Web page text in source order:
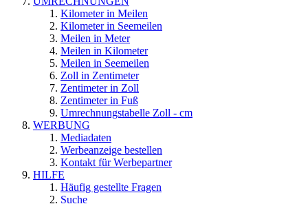
Kilometer in Meilen
Kilometer in Seemeilen
Meilen in Meter
Meilen in Kilometer
Meilen in Seemeilen
Zoll in Zentimeter
Zentimeter in Zoll
Zentimeter in Fuß
Umrechnungstabelle Zoll - cm
WERBUNG
Mediadaten
Werbeanzeige bestellen
Kontakt für Werbepartner
HILFE
Häufig gestellte Fragen
Suche